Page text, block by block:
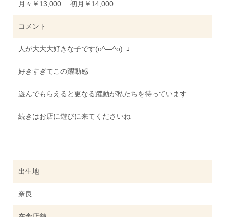
月々￥13,000 初月￥14,000
コメント
人が大大大好きな子です(o^―^o)ﾆｺ
好きすぎてこの躍動感
遊んでもらえると更なる躍動が私たちを待っています
続きはお店に遊びに来てくださいね
出生地
奈良